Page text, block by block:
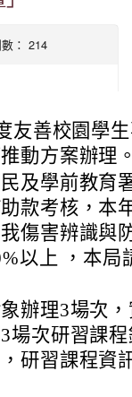
： 214
友善校園學
動方案辦理
及學前教育
款考核，本
傷害辨識與
以上 ，本局
辦理3場次
場次研習課
研習課程資